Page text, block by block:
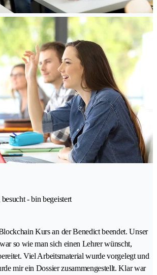
- bin begeistert
Kurs an der Benedict beendet. Unser
so wie man sich einen Lehrer wünscht,
Viel Arbeitsmaterial wurde vorgelegt und
mir ein Dossier zusammengestellt. Klar war